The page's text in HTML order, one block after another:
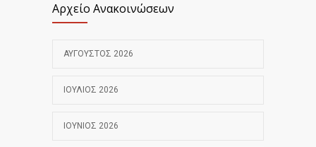
Αρχείο Ανακοινώσεων
ΑΎΓΟΥΣΤΟΣ 2026
ΙΟΎΛΙΟΣ 2026
ΙΟΎΝΙΟΣ 2026